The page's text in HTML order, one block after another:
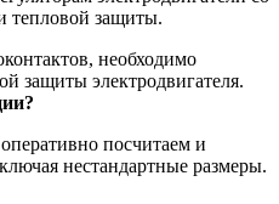
тепловой защиты.
необходимо
защиты электродвигателя.
посчитаем и
нестандартные размеры.